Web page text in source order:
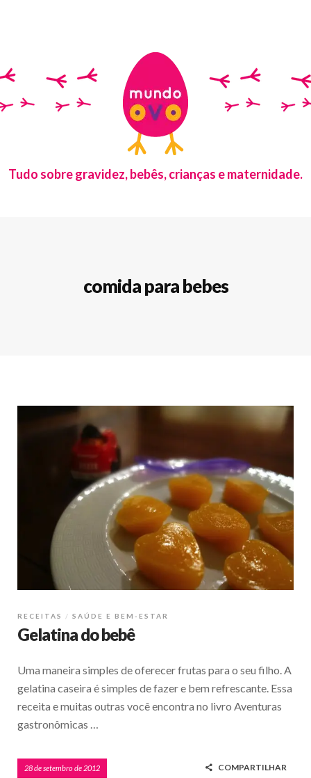
Tudo sobre gravidez, bebês, crianças e maternidade.
comida para bebes
RECEITAS SAÚDE E BEM-ESTAR
Gelatina do bebê
Uma maneira simples de oferecer frutas para o seu filho. A
gelatina caseira é simples de fazer e bem refrescante. Essa
receita e muitas outras você encontra no livro Aventuras
gastronômicas …
28 de setembro de 2012 COMPARTILHAR